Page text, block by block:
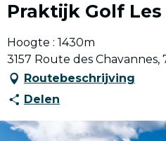
Praktijk Golf Les
Hoogte : 1430m
3157 Route des Chavannes,
Routebeschrijving
Delen